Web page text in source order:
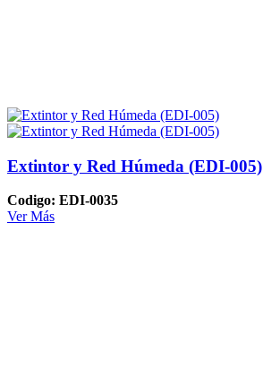
Extintor y Red Húmeda (EDI-005)
Codigo: EDI-0035
Ver Más